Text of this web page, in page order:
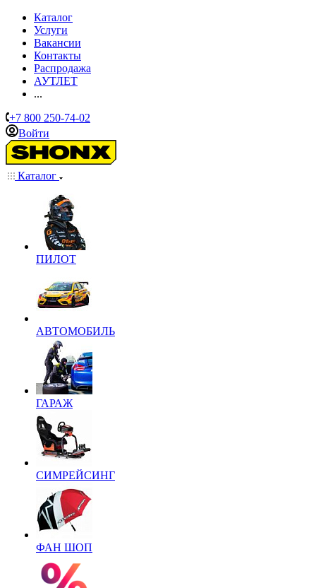
Каталог
Услуги
Вакансии
Контакты
Распродажа
АУТЛЕТ
...
+7 800 250-74-02
Войти
Каталог
ПИЛОТ
АВТОМОБИЛЬ
ГАРАЖ
СИМРЕЙСИНГ
ФАН ШОП